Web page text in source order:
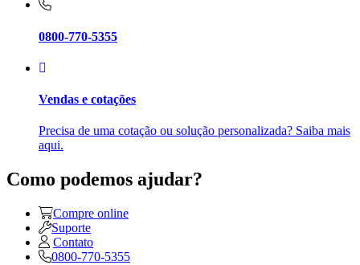
0800-770-5355
Vendas e cotações
Precisa de uma cotação ou solução personalizada? Saiba mais
aqui.
Como podemos ajudar?
Compre online
Suporte
Contato
0800-770-5355